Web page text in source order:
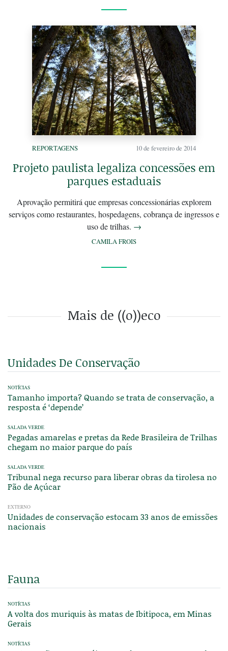
REPORTAGENS 10 de fevereiro de 2014
Projeto paulista legaliza concessões em
parques estaduais
Aprovação permitirá que empresas concessionárias explorem
serviços como restaurantes, hospedagens, cobrança de ingressos e
uso de trilhas. →
CAMILA FROIS
Mais de ((o))eco
Unidades De Conservação
NOTÍCIAS
Tamanho importa? Quando se trata de conservação, a
resposta é ‘depende’
SALADA VERDE
Pegadas amarelas e pretas da Rede Brasileira de Trilhas
chegam no maior parque do país
SALADA VERDE
Tribunal nega recurso para liberar obras da tirolesa no
Pão de Açúcar
EXTERNO
Unidades de conservação estocam 33 anos de emissões
nacionais
Fauna
NOTÍCIAS
A volta dos muriquis às matas de Ibitipoca, em Minas
Gerais
NOTÍCIAS